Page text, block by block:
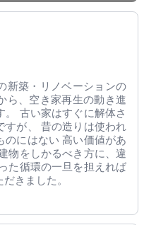
新築・リノベーションの
ら、空き家再生の動き進
古い家はすぐに解体さ
すが、 昔の造りは使われ
のにはない 高い価値があ
物をしかるべき方に、違
た循環の一旦を担えれば
きました。